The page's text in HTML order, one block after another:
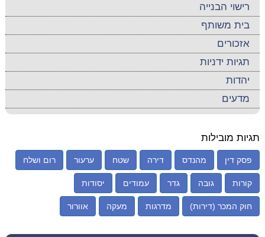
רישוי הבנייה
בית משותף
אזכורים
תגיות ידניות
יהדות
מדעים
תגיות מובילות
פסק דין מהנדס דירה שטח ערעור רום ושלח
קורות גובה גדר עמודים יסודות
חוק המכר (דירות) מדרגות מעקה אוורור